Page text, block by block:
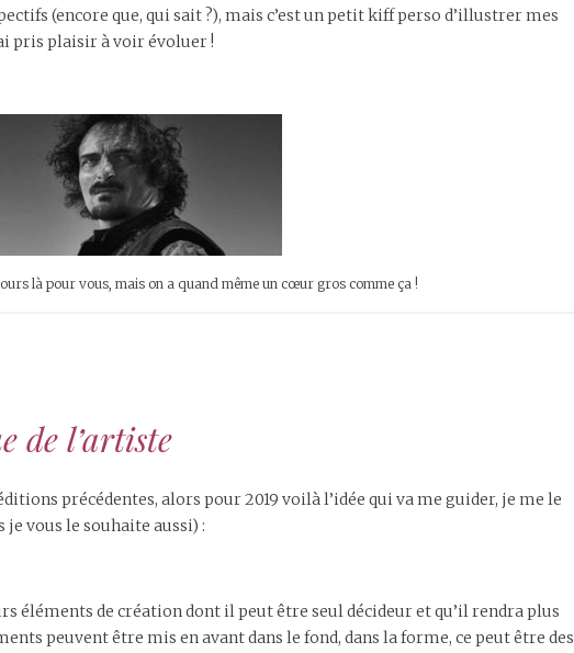
(encore que, qui sait ?), mais c’est un petit kiff perso d’illustrer mes
pris plaisir à voir évoluer !
là pour vous, mais on a quand même un cœur gros comme ça !
de l’artiste
précédentes, alors pour 2019 voilà l’idée qui va me guider, je me le
vous le souhaite aussi) :
éléments de création dont il peut être seul décideur et qu’il rendra plus
peuvent être mis en avant dans le fond, dans la forme, ce peut être des